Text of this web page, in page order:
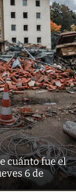
cuánto fue el
6 de